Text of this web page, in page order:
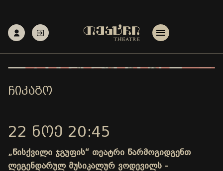
ᲩᲘᲙᲐᲒᲝ
22 ᲜᲝᲔ 20:45
„წისქვილი ჯგუფის“ თეატრი წარმოგიდგენთ
ლეგენდარულ მუსიკალურ ვოდევილს -